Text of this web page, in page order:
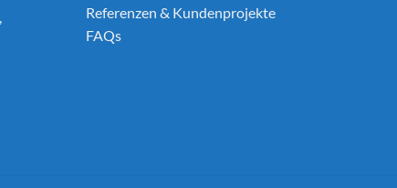
Referenzen & Kundenprojekte
FAQs